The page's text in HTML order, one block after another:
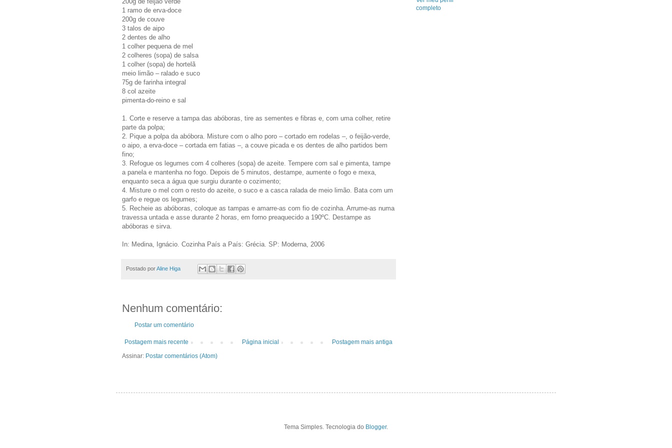
1 ramo de erva-doce
200g de couve
3 talos de aipo
2 dentes de alho
1 colher pequena de mel
2 colheres (sopa) de salsa
1 colher (sopa) de hortelã
meio limão – ralado e suco
75g de farinha integral
8 col azeite
pimenta-do-reino e sal
1. Corte e reserve a tampa das abóboras, tire as sementes e fibras e, com uma colher, retire
parte da polpa;
2. Pique a polpa da abóbora. Misture com o alho poro – cortado em rodelas –, o feijão-verde,
o aipo, a erva-doce – cortada em fatias –, a couve picada e os dentes de alho partidos bem
fino;
3. Refogue os legumes com 4 colheres (sopa) de azeite. Tempere com sal e pimenta, tampe
a panela e mantenha no fogo. Depois de 5 minutos, destampe, aumente o fogo e mexa,
enquanto seca a água que surgiu durante o cozimento;
4. Misture o mel com o resto do azeite, o suco e a casca ralada de meio limão. Bata com um
garfo e regue os legumes;
5. Recheie as abóboras, coloque as tampas e amarre-as com fio de cozinha. Arrume-as numa
travessa untada e asse durante 2 horas, em forno preaquecido a 190ºC. Destampe as
abóboras e sirva.
In: Medina, Ignácio. Cozinha País a País: Grécia. SP: Moderna, 2006
Postado porAline Higa
Nenhum comentário:
Postar um comentário
Postagem mais recente Postagem mais antiga
Página inicial
Assinar: Postar comentários (Atom)
completo
Tema Simples. Tecnologia do Blogger.